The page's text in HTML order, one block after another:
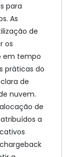
para
As
de
os
em tempo
práticas do
de
nuvem.
de
a